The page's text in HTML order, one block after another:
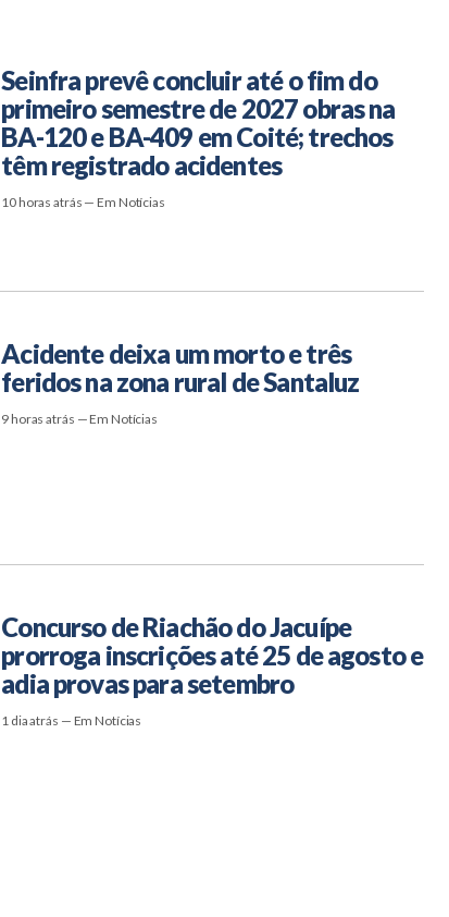
Seinfra prevê concluir até o fim do
primeiro semestre de 2027 obras na
BA-120 e BA-409 em Coité; trechos
têm registrado acidentes
10 horas atrás — Em Notícias
Acidente deixa um morto e três
feridos na zona rural de Santaluz
9 horas atrás — Em Notícias
Concurso de Riachão do Jacuípe
prorroga inscrições até 25 de agosto e
adia provas para setembro
1 dia atrás — Em Notícias